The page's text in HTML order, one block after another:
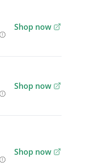
Shop now
Shop now
Shop now